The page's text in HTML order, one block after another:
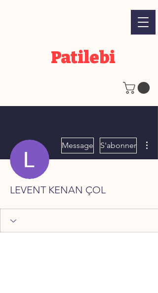
Patilebi
Message S'abonner
LEVENT KENAN ÇOL